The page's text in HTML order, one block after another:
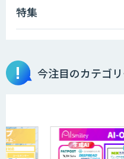
AI・デ
開発支援
ATgo
特集
今注目のカテゴ
AI-